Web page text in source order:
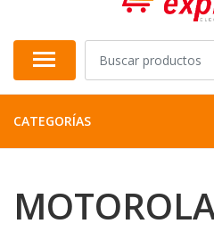
CATEGORÍAS